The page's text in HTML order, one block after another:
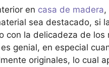
en casa de madera,
sea destacado, si
con la delicadeza de
genial, en especial
originales, lo cual